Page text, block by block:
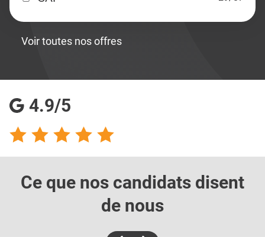
Voir toutes nos offres
4.9/5
Ce que nos candidats disent
de nous